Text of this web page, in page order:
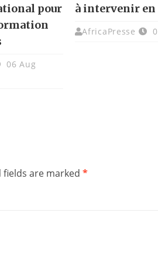
pour
06 Aug
à intervenir en
AfricaPresse
fields are marked *